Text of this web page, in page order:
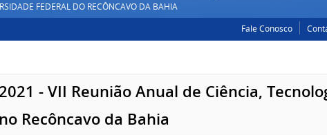
FEDERAL DO RECÔNCAVO DA BAHIA
Fale Conosco
2021 - VII Reunião Anual de Ciência,
no Recôncavo da Bahia